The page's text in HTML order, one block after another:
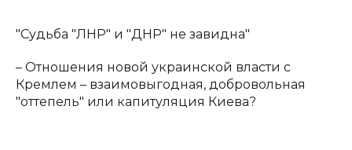
"Судьба "ЛНР" и "ДНР" не завидна"
– Отношения новой украинской власти с
Кремлем – взаимовыгодная, добровольная
"оттепель" или капитуляция Киева?